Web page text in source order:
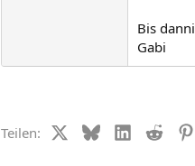
Bis danni
Gabi
Teilen: X (Twitter)
BlueskyLinkedIn
Reddit